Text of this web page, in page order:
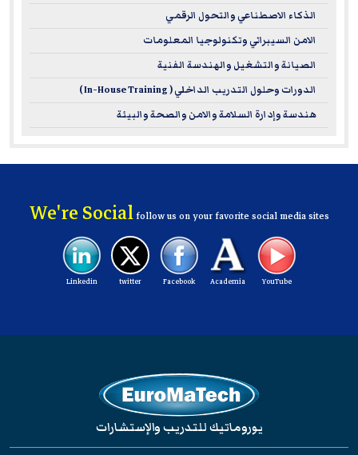
الذكاء الاصطناعي والتحول الرقمي
الامن السيبراني وتكنولوجيا المعلومات
الصيانة والتشغيل والهندسة الفنية
الدورات وحلول التدريب الداخلي ( In-House Training )
هندسة وإدارة السلامة والامن والصحة والبيئة
We're Socialfollow us on your favorite social media sites
YouTube
Academia
Facebook
twitter
Linkedin
يوروماتيك للتدريب والإستشارات